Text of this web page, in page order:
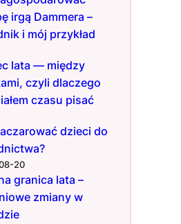
irgą Dammera –
i mój przykład
lata — między
czyli dlaczego
czasu pisać
dzieci do
20
granica lata –
zmiany w